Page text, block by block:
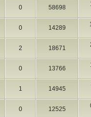
0 58698
0 14289
2 18671
0 13766
1 14945
0 12525